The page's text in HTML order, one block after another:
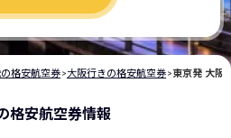
格安航空券>大阪行きの格安航空券>東京発 大阪
格安航空券情報